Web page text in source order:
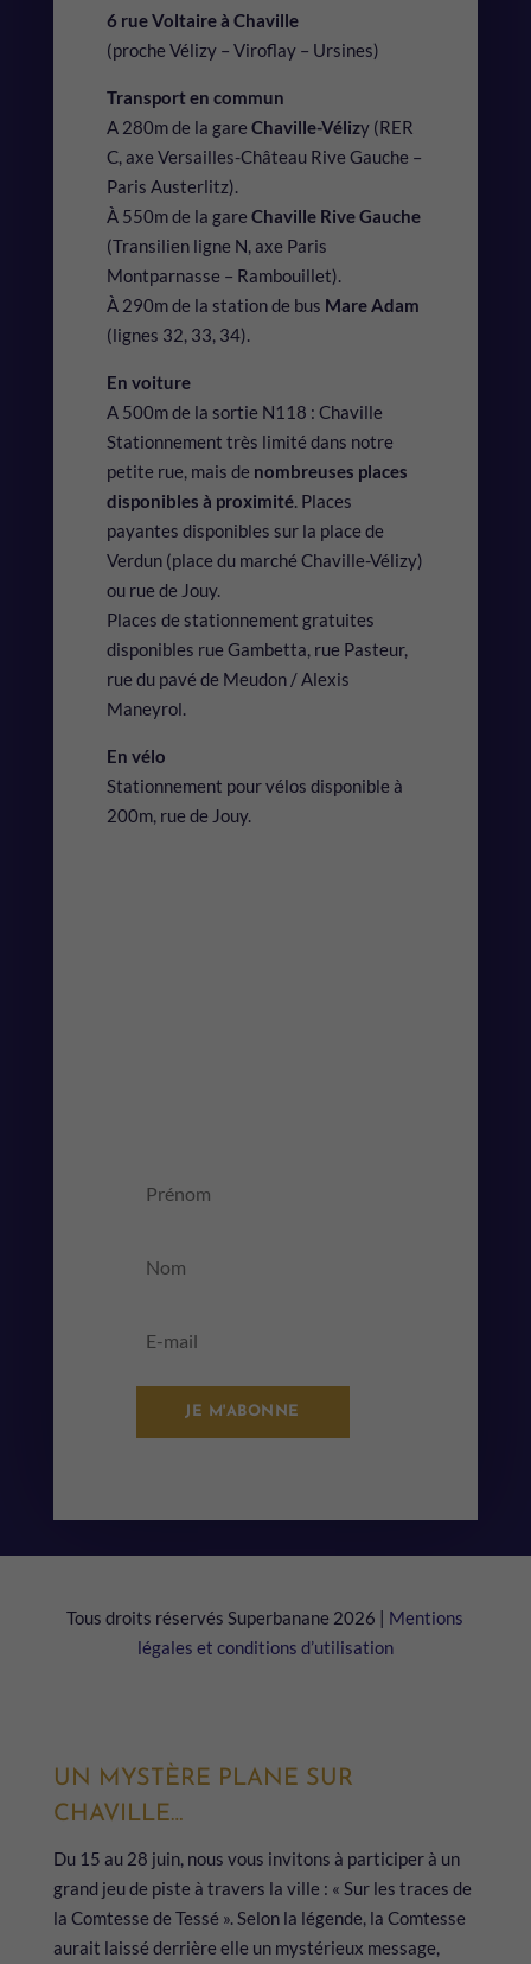
6 rue Voltaire à Chaville
(proche Vélizy – Viroflay – Ursines)
Transport en commun
A 280m de la gare Chaville-Vélizy (RER
C, axe Versailles-Château Rive Gauche –
Paris Austerlitz).
À 550m de la gare Chaville Rive Gauche
(Transilien ligne N, axe Paris
Montparnasse – Rambouillet).
À 290m de la station de bus Mare Adam
(lignes 32, 33, 34).
En voiture
A 500m de la sortie N118 : Chaville
Stationnement très limité dans notre
petite rue, mais de nombreuses places
disponibles à proximité. Places
payantes disponibles sur la place de
Verdun (place du marché Chaville-Vélizy)
ou rue de Jouy.
Places de stationnement gratuites
disponibles rue Gambetta, rue Pasteur,
rue du pavé de Meudon / Alexis
Maneyrol.
En vélo
Stationnement pour vélos disponible à
200m, rue de Jouy.
JE M'ABONNE
Tous droits réservés Superbanane 2026 | Mentions
légales et conditions d’utilisation
UN MYSTÈRE PLANE SUR
CHAVILLE…
Du 15 au 28 juin, nous vous invitons à participer à un
grand jeu de piste à travers la ville : « Sur les traces de
la Comtesse de Tessé ». Selon la légende, la Comtesse
aurait laissé derrière elle un mystérieux message,